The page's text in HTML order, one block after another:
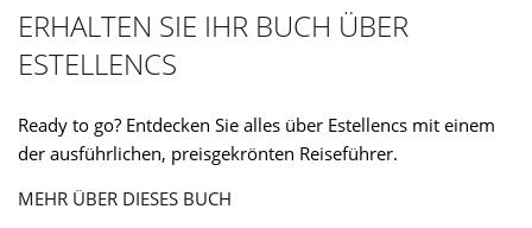
ERHALTEN SIE IHR BUCH ÜBER
ESTELLENCS
Ready to go? Entdecken Sie alles über Estellencs mit einem
der ausführlichen, preisgekrönten Reiseführer.
MEHR ÜBER DIESES BUCH